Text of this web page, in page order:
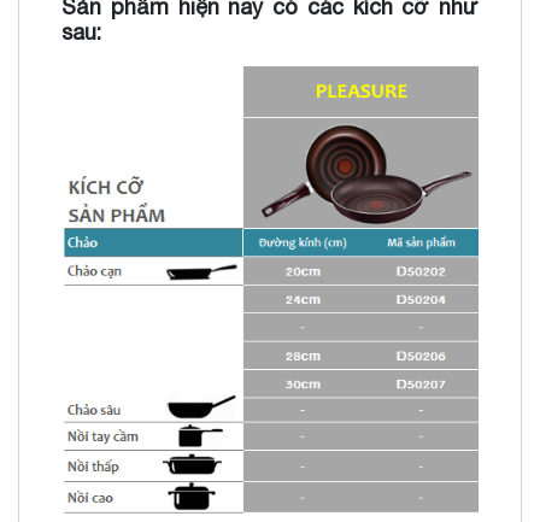
Sản phẩm hiện nay có các kích cỡ như
sau: